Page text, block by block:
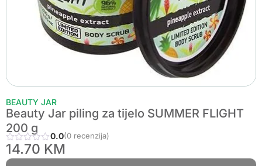
BEAUTY JAR
Beauty Jar piling za tijelo SUMMER FLIGHT
200 g
0.0(0 recenzija)
14.70 KM